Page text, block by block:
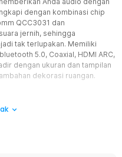
dengan kombinasi chip
QCC3031 dan
jernih, sehingga
tak terlupakan. Memiliki
5.0, Coaxial, HDMI ARC,
dengan ukuran dan tampilan
dekorasi ruangan.
kemampuan produksi